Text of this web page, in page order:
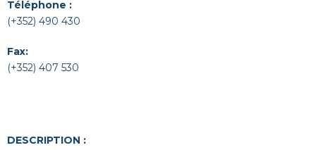
Téléphone :
(+352) 490 430
Fax:
(+352) 407 530
DESCRIPTION :